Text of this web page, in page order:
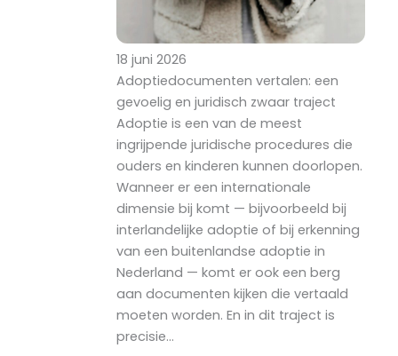
18 juni 2026
Adoptiedocumenten vertalen: een
gevoelig en juridisch zwaar traject
Adoptie is een van de meest
ingrijpende juridische procedures die
ouders en kinderen kunnen doorlopen.
Wanneer er een internationale
dimensie bij komt — bijvoorbeeld bij
interlandelijke adoptie of bij erkenning
van een buitenlandse adoptie in
Nederland — komt er ook een berg
aan documenten kijken die vertaald
moeten worden. En in dit traject is
precisie…